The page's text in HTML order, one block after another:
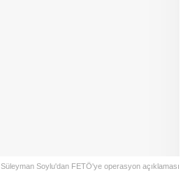
Süleyman Soylu'dan FETÖ'ye operasyon açıklaması